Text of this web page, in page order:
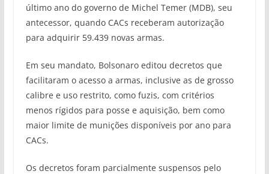
último ano do governo de Michel Temer (MDB), seu
antecessor, quando CACs receberam autorização
para adquirir 59.439 novas armas.
Em seu mandato, Bolsonaro editou decretos que
facilitaram o acesso a armas, inclusive as de grosso
calibre e uso restrito, como fuzis, com critérios
menos rígidos para posse e aquisição, bem como
maior limite de munições disponíveis por ano para
CACs.
Os decretos foram parcialmente suspensos pelo